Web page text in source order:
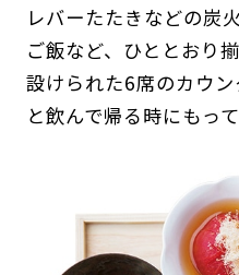
レバーたたきなどの炭
ご飯など、ひととおり
設けられた6席のカウ
と飲んで帰る時にもっ